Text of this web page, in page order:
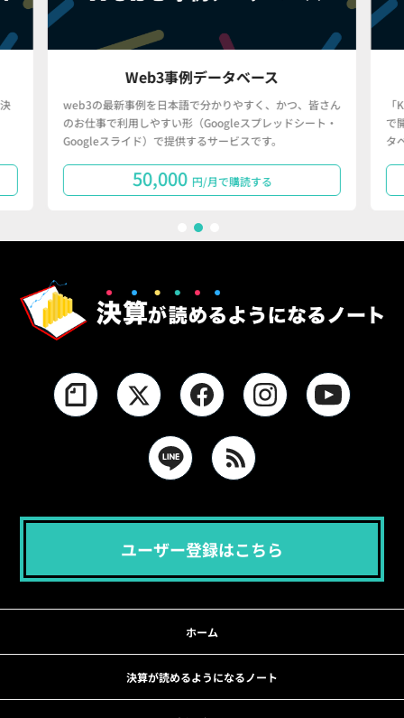
Web3事例データベース
web3の最新事例を日本語で分かりやすく、かつ、皆さん
のお仕事で利用しやすい形（Googleスプレッドシート・
Googleスライド）で提供するサービスです。
50,000 円/月で購読する
で
タ
ユーザー登録はこちら
ホーム
決算が読めるようになるノート